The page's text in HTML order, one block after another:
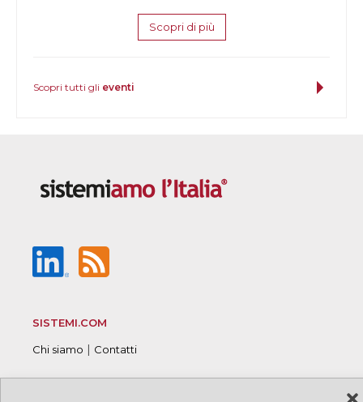
Scopri di più
Scopri tutti gli eventi
SISTEMI.COM
Chi siamo | Contatti